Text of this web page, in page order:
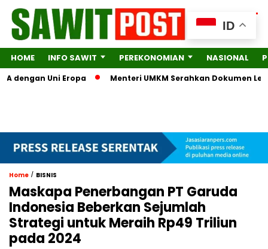
HOME INFO SAWIT PEREKONOMIAN NASIONAL
Uni Eropa Menteri UMKM Serahkan Dokumen
Home / BISNIS
Maskapa Penerbangan PT Garuda
Indonesia Beberkan Sejumlah
Strategi untuk Meraih Rp49 Triliun
pada 2024
ID